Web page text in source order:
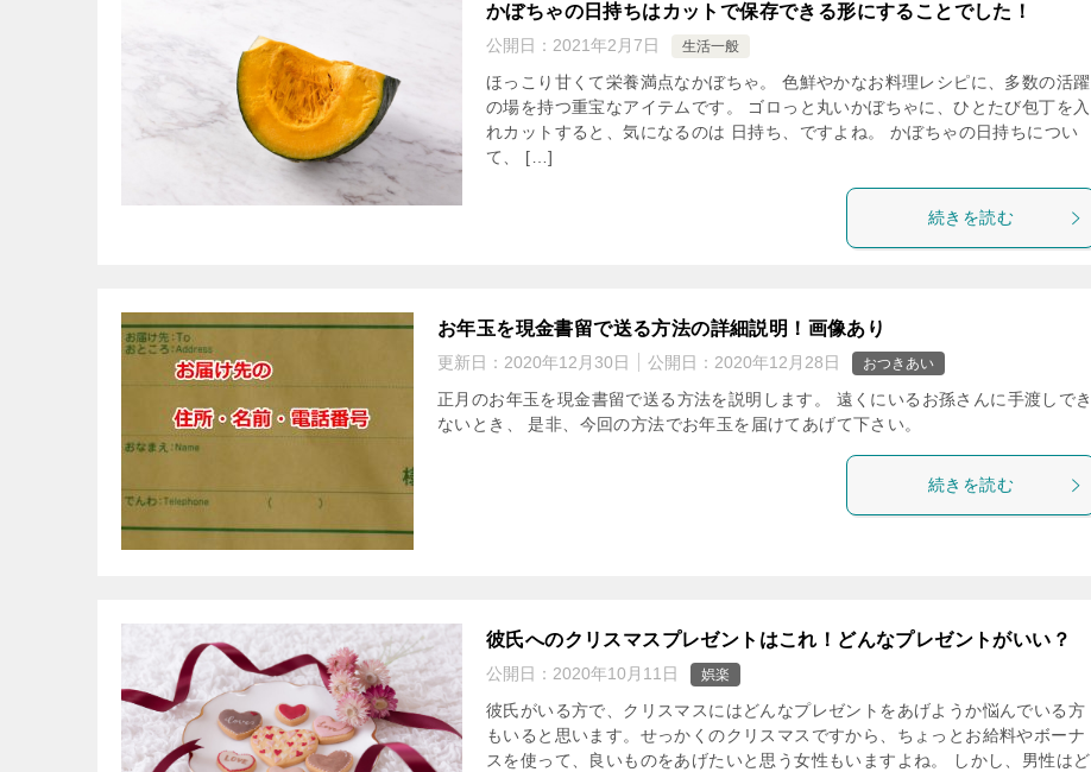
かぼちゃの日持ちはカットで保存できる形にすることでした！
公開日： 2021年2月7日 生活一般
ほっこり甘くて栄養満点なかぼちゃ。 色鮮やかなお料理レシピに、多数の活躍
の場を持つ重宝なアイテムです。 ゴロっと丸いかぼちゃに、ひとたび包丁を入
れカットすると、気になるのは 日持ち、ですよね。 かぼちゃの日持ちについ
て、 […]
続きを読む
お年玉を現金書留で送る方法の詳細説明！画像あり
更新日： 2020年12月30日 公開日： 2020年12月28日 おつきあい
正月のお年玉を現金書留で送る方法を説明します。 遠くにいるお孫さんに手渡しでき
ないとき、 是非、今回の方法でお年玉を届けてあげて下さい。
続きを読む
彼氏へのクリスマスプレゼントはこれ！どんなプレゼントがいい？
公開日： 2020年10月11日 娯楽
彼氏がいる方で、クリスマスにはどんなプレゼントをあげようか悩んでいる方
もいると思います。せっかくのクリスマスですから、ちょっとお給料やボーナ
スを使って、良いものをあげたいと思う女性もいますよね。 しかし、男性はど